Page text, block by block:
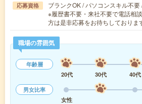
応募資格
ブランクOK / パソコンスキル不
※履歴書不要・来社不要で電話相
方は是非応募をお待ちしており
職場の雰囲気
年齢層
20代
30代 40代
男女比率
女性